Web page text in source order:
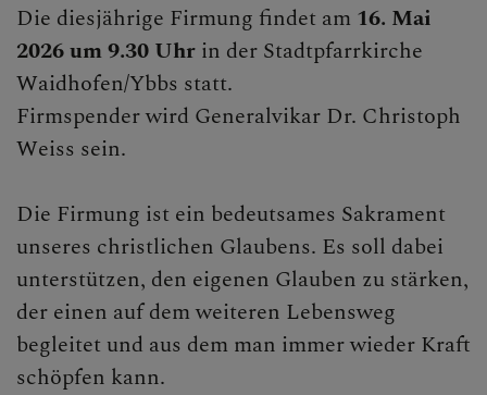
AKTUELLES
TEMINKALENDER
KONTAKT
Die diesjährige Firmung findet am 16. Mai
2026 um 9.30 Uhr in der Stadtpfarrkirche
Waidhofen/Ybbs statt.
Firmspender wird Generalvikar Dr. Christoph
Weiss sein.
Die Firmung ist ein bedeutsames Sakrament
unseres christlichen Glaubens. Es soll dabei
unterstützen, den eigenen Glauben zu stärken,
der einen auf dem weiteren Lebensweg
begleitet und aus dem man immer wieder Kraft
schöpfen kann.